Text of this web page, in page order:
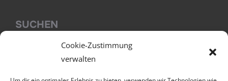
Cookie-Zustimmung
verwalten
SUCHEN